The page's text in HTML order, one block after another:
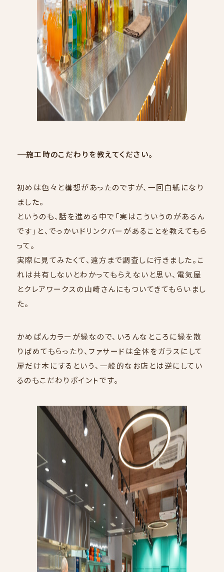
―― 施工時のこだわりを教えてください。
初めは色々と構想があったのですが、一回白紙になり
ました。
というのも、話を進める中で「実はこういうのがあるん
です」と、でっかいドリンクバーがあることを教えてもら
って。
実際に見てみたくて、遠方まで調査しに行きました。こ
れは共有しないとわかってもらえないと思い、電気屋
とクレアワークスの山崎さんにもついてきてもらいまし
た。
かめぱんカラーが緑なので、いろんなところに緑を散
りばめてもらったり、ファサードは全体をガラスにして
扉だけ木にするという、一般的なお店とは逆にしてい
るのもこだわりポイントです。